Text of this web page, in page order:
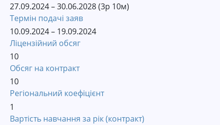
27.09.2024 – 30.06.2028 (3р 10м)
Термін подачі заяв
10.09.2024 – 19.09.2024
Ліцензійний обсяг
10
Обсяг на контракт
10
Регіональний коефіцієнт
1
Вартість навчання за рік (контракт)